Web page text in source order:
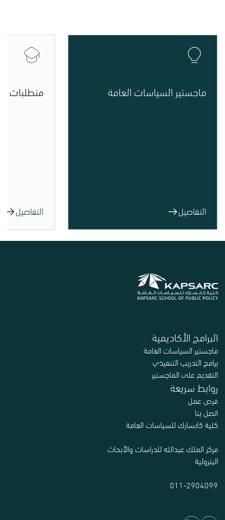
ماجستير السياسات العامة
التفاصيل
متطلبات
التفاصيل
البرامج الأكاديمية
ماجستير السياسات العامة
برامج التدريب التنفيذي
التقديم على الماجستير
روابط سريعة
فرص عمل
اتصل بنا
كلية كابسارك للسياسات العامة
مركز الملك عبدالله للدراسات والأبحاث
البترولية
011-2904099